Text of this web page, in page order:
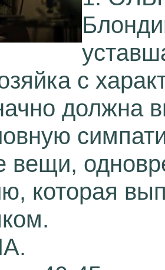
с
должна
вещи,
которая